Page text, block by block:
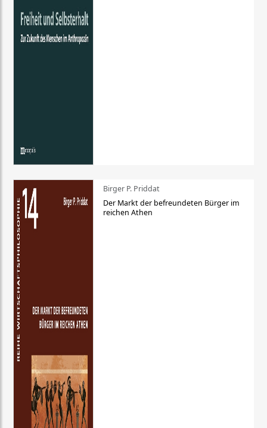
Birger P. Priddat
Der Markt der befreundeten Bürger im
reichen Athen